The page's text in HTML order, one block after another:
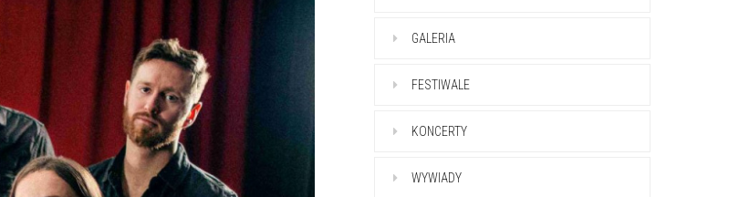
GALERIA
FESTIWALE
KONCERTY
WYWIADY